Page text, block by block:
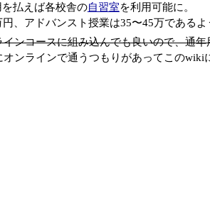
払えば各校舎の自習室を利用可能に。
円、アドバンスト授業は35〜45万であるよ
インコースに組み込んでも良いので、通年
オンラインで通うつもりがあってこのwiki